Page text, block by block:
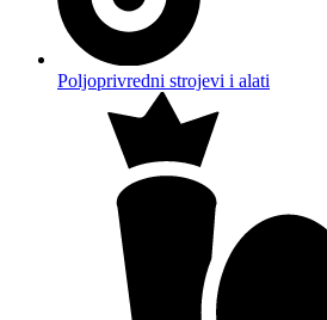
Poljoprivredni strojevi i alati